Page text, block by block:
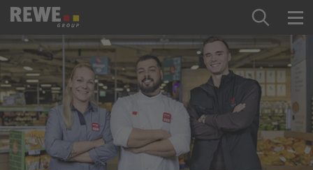
Zum Inhalt springen
Startseite
REWE Group als Arbeitgeber
Ausbildung & Studium